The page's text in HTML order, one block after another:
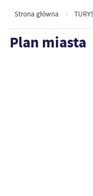
Strona główna
Plan miasta